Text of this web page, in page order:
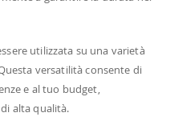
utilizzata su una varietà
versatilità consente di
e al tuo budget,
alta qualità.